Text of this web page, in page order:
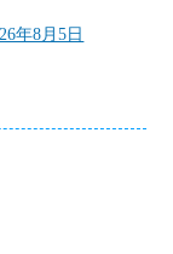
年8月5日